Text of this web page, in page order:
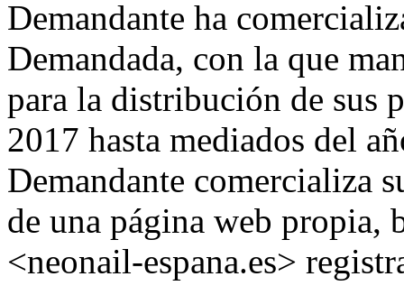
Demandante ha
Demandada, con la que
para la distribución de sus
2017 hasta mediados del
Demandante comercializa
de una página web propia,
<neonail-espana.es>